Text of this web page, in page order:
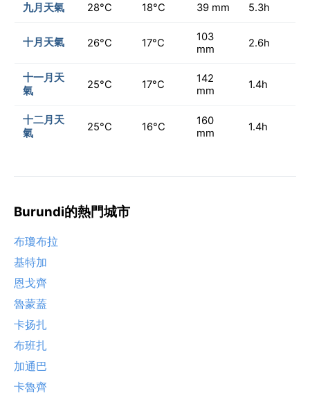
九月天氣 28°C 18°C 39 mm 5.3h
十月天氣 26°C 17°C
103
mm
2.6h
十一月天
氣
25°C 17°C
142
mm
1.4h
十二月天
氣
25°C 16°C
160
mm
1.4h
Burundi的熱門城市
布瓊布拉
基特加
恩戈齊
魯蒙蓋
卡扬扎
布班扎
加通巴
卡魯齊